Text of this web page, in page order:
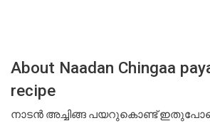
About Naadan Chingaa
recipe
നാടൻ അച്ചിങ്ങ പയറുകൊണ്ട് ഇതുപോലെ